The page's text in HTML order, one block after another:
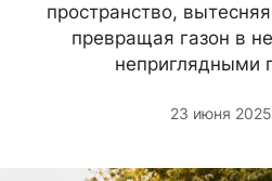
пространство,
превращая газон в
неприглядными
23 июня 2025